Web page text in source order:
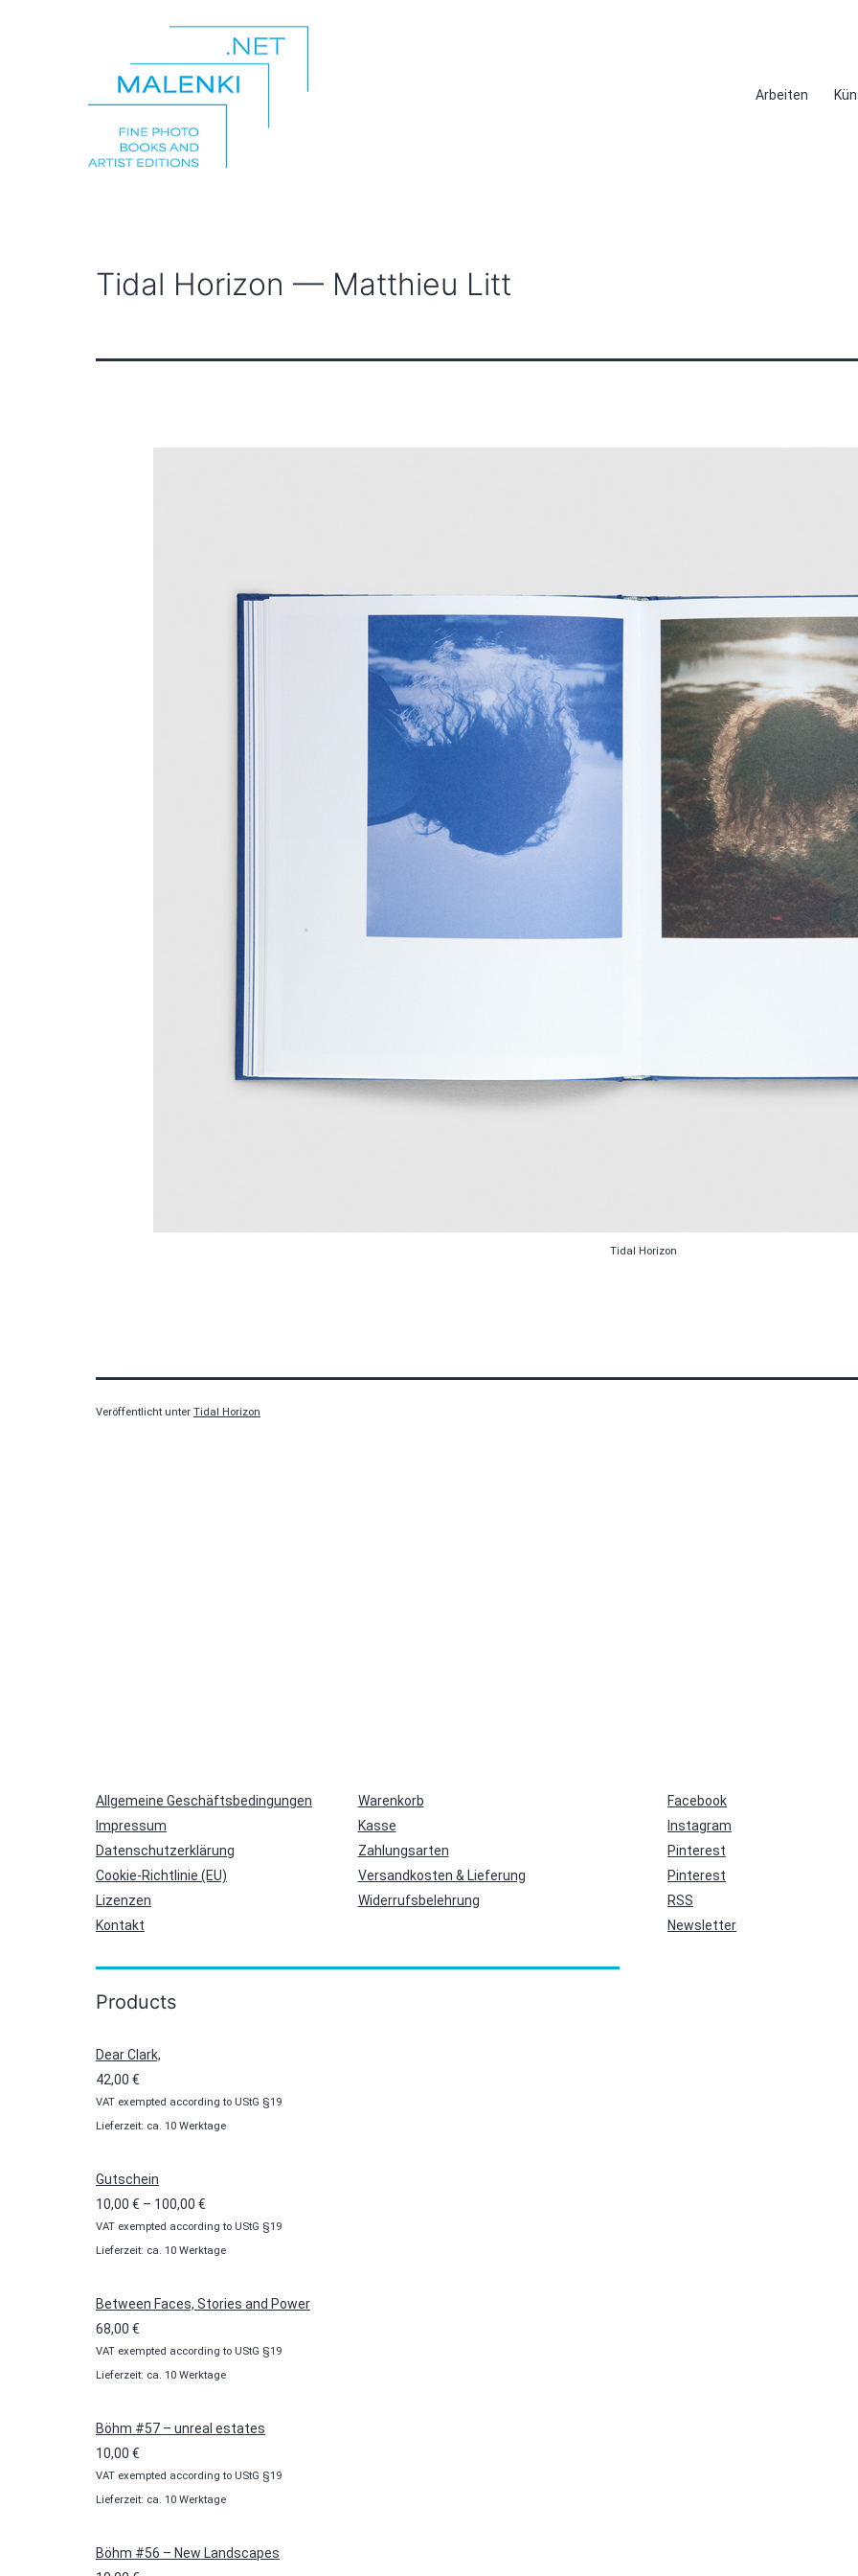
Arbeiten
Tidal Horizon — Matthieu Litt
Tidal Horizon
Veröffentlicht unter Tidal Horizon
Allgemeine Geschäftsbedingungen
Impressum
Datenschutzerklärung
Cookie-Richtlinie (EU)
Lizenzen
Kontakt
Warenkorb
Kasse
Zahlungsarten
Versandkosten & Lieferung
Widerrufsbelehrung
Facebook
Instagram
Pinterest
Pinterest
RSS
Newsletter
Products
Dear Clark,
42,00 €
VAT exempted according to UStG §19
Lieferzeit: ca. 10 Werktage
Gutschein
10,00 € – 100,00 €
10,00 €
bis
VAT exempted according to UStG §19
Lieferzeit: ca. 10 Werktage
Between Faces, Stories and Power
68,00 €
VAT exempted according to UStG §19
Lieferzeit: ca. 10 Werktage
Böhm #57 – unreal estates
10,00 €
VAT exempted according to UStG §19
Lieferzeit: ca. 10 Werktage
Böhm #56 – New Landscapes